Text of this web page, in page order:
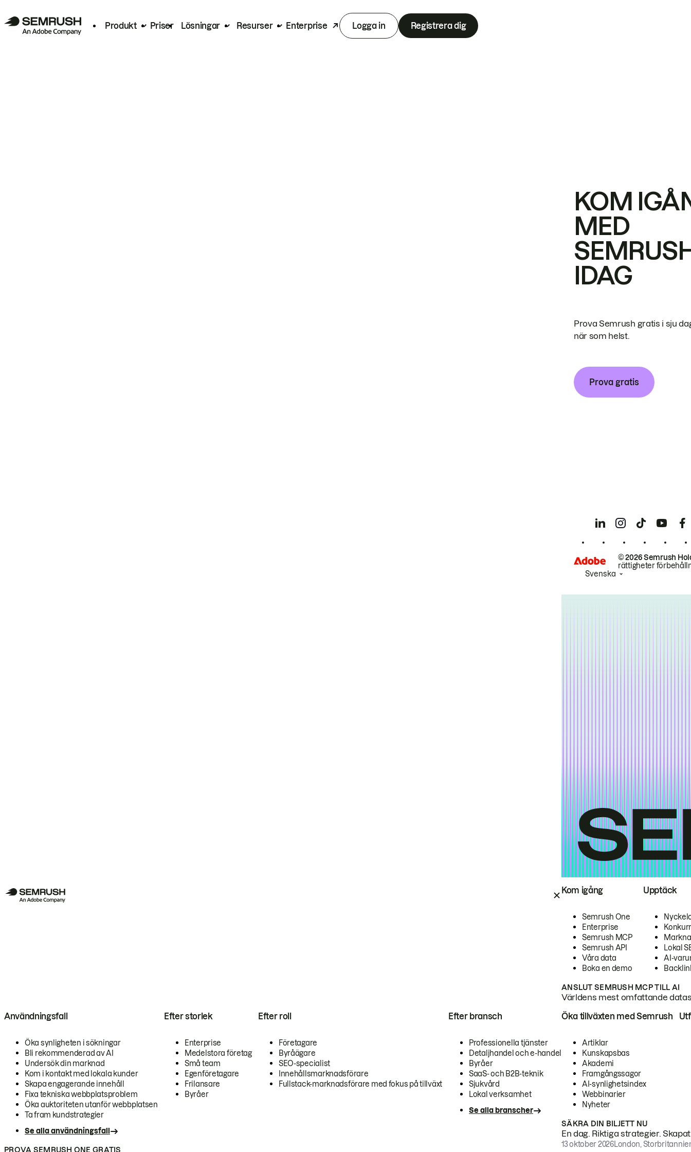
Produkt Priser Lösningar Resurser Enterprise Logga in Registrera dig
Kom igång
Semrush One
Enterprise
Semrush MCP
Semrush API
Våra data
Boka en demo
Upptäck
Lokal
AI-
ANSLUT SEMRUSH MCP TILL AI
Världens mest omfattande
Användningsfall
Öka synligheten i sökningar
Bli rekommenderad av AI
Undersök din marknad
Kom i kontakt med lokala kunder
Skapa engagerande innehåll
Fixa tekniska webbplatsproblem
Öka auktoriteten utanför webbplatsen
Ta fram kundstrategier
Se alla användningsfall
Efter storlek
Enterprise
Medelstora företag
Små team
Egenföretagare
Frilansare
Byråer
Efter roll
Företagare
Byråägare
SEO-specialist
Innehållsmarknadsförare
Fullstack-marknadsförare med fokus på tillväxt
Efter bransch
Professionella tjänster
Detaljhandel och e-handel
Byråer
SaaS- och B2B-teknik
Sjukvård
Lokal verksamhet
Se alla branscher
PROVA SEMRUSH ONE GRATIS
Öka tillväxten med Semrush
Artiklar
Kunskapsbas
Akademi
Framgångssagor
AI-synlighetsindex
Webbinarier
Nyheter
SÄKRA DIN BILJETT NU
En dag. Riktiga strategier.
13 oktober 2026London,
KOM
MED
IDAG
Prova Semrush gratis i sju
när som helst.
Prova gratis
© 2026 Semrush
rättigheter
Svenska